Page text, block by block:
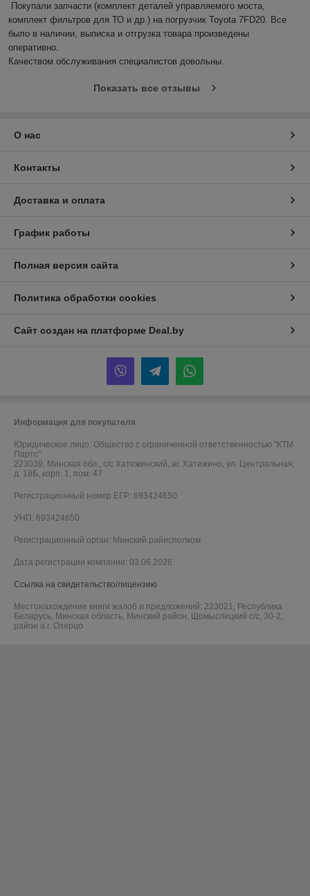
Покупали запчасти (комплект деталей управляемого моста,
комплект фильтров для ТО и др.) на погрузчик Toyota 7FD20. Все
было в наличии, выписка и отгрузка товара произведены
оперативно.
Качеством обслуживания специалистов довольны.
Показать все отзывы
О нас
Контакты
Доставка и оплата
График работы
Полная версия сайта
Политика обработки cookies
Сайт создан на платформе Deal.by
Информация для покупателя
Юридическое лицо: Общество с ограниченной ответственностью "КТМ
Партс"
223039, Минская обл., с/с Хатежинский, аг. Хатежино, ул. Центральная,
д. 18Б, корп. 1, пом. 47
Регистрационный номер ЕГР: 693424650
УНП: 693424650
Регистрационный орган: Минский райисполком
Дата регистрации компании: 03.06.2026
Ссылка на свидетельство/лицензию
Местонахождение книги жалоб и предложений: 223021, Республика
Беларусь, Минская область, Минский район, Щомыслицкий с/с, 30-2,
район а.г. Озерцо